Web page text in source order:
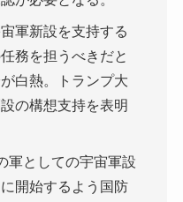
軍新設を支持する
務を担うべきだと
白熱。トランプ大
の構想支持を表明
軍としての宇宙軍設
開始するよう国防